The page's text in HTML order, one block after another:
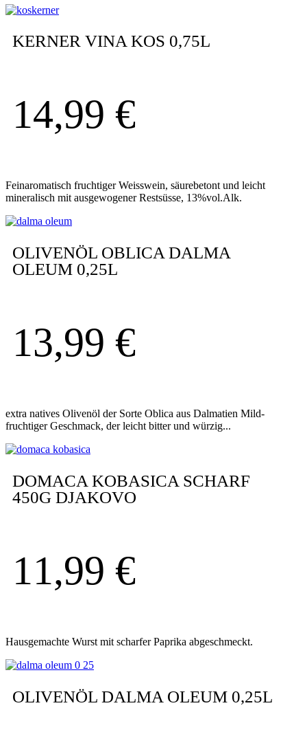
KERNER VINA KOS 0,75L
14,99 €
Feinaromatisch fruchtiger Weisswein, säurebetont und leicht
mineralisch mit ausgewogener Restsüsse, 13%vol.Alk.
OLIVENÖL OBLICA DALMA
OLEUM 0,25L
13,99 €
extra natives Olivenöl der Sorte Oblica aus Dalmatien Mild-
fruchtiger Geschmack, der leicht bitter und würzig...
DOMACA KOBASICA SCHARF
450G DJAKOVO
11,99 €
Hausgemachte Wurst mit scharfer Paprika abgeschmeckt.
OLIVENÖL DALMA OLEUM 0,25L